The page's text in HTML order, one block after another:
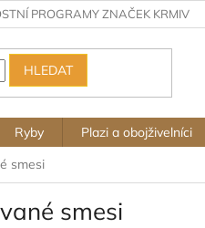
PROGRAMY ZNAČEK KRMIV
HLEDAT
Ryby Plazi a obojživelníci
smesi
smesi